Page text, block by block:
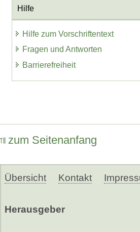
Hilfe
Hilfe zum Vorschriftentext
Fragen und Antworten
Barrierefreiheit
zum Seitenanfang
Übersicht Kontakt
Herausgeber